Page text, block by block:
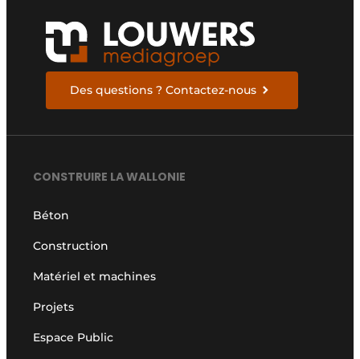
Des questions ? Contactez-nous
CONSTRUIRE LA WALLONIE
Béton
Construction
Matériel et machines
Projets
Espace Public